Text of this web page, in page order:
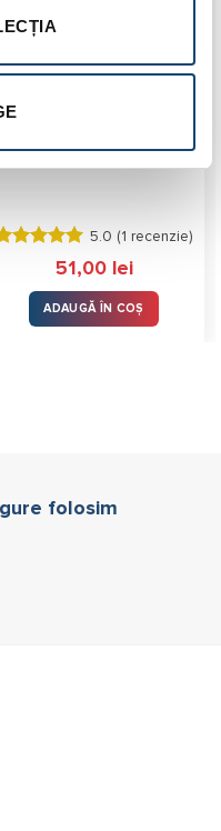
Evaluat la
stele
din 5
5.0 (1 recenzie)
51,00 lei
ADAUGĂ ÎN COȘ
folosim